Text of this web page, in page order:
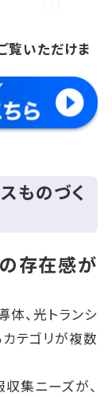
303
覧いただけま
ものづく
存在感が
、光トランシ
テゴリが複数
集ニーズが、